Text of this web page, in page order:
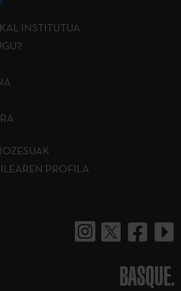
INSTITUTUA
PROFILA
BASQUE.